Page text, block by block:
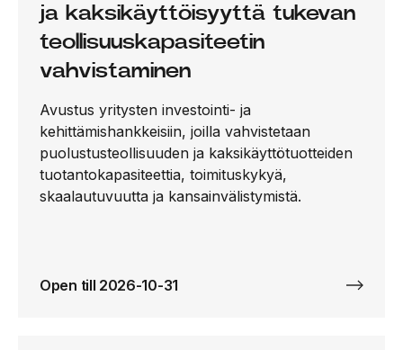
ja kaksikäyttöisyyttä tukevan
teollisuuskapasiteetin
vahvistaminen
Avustus yritysten investointi- ja
kehittämishankkeisiin, joilla vahvistetaan
puolustusteollisuuden ja kaksikäyttötuotteiden
tuotantokapasiteettia, toimituskykyä,
skaalautuvuutta ja kansainvälistymistä.
Open till 2026-10-31